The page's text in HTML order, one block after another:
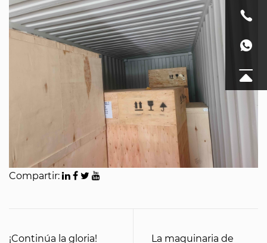
Compartir:
¡Continúa la gloria!
La maquinaria de